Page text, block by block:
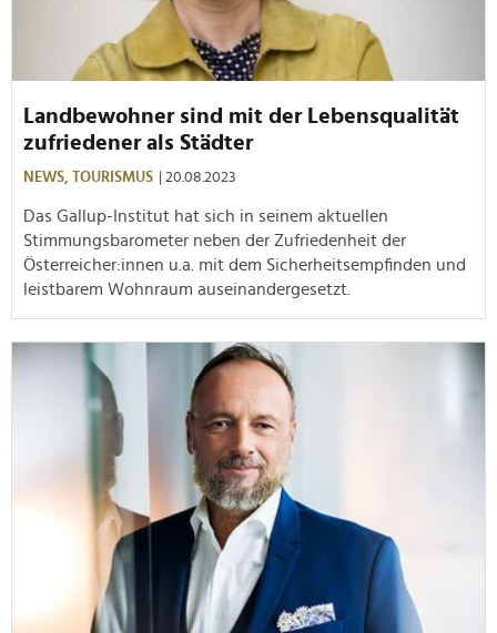
Landbewohner sind mit der Lebensqualität
zufriedener als Städter
NEWS, TOURISMUS | 20.08.2023
Das Gallup-Institut hat sich in seinem aktuellen
Stimmungsbarometer neben der Zufriedenheit der
Österreicher:innen u.a. mit dem Sicherheitsempfinden und
leistbarem Wohnraum auseinandergesetzt.